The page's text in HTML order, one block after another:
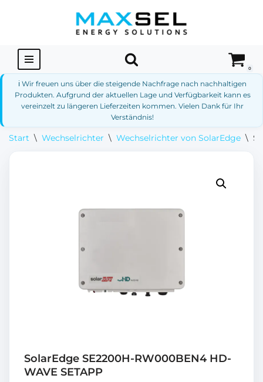
springen
0
ℹ️ Wir freuen uns über die steigende Nachfrage nach nachhaltigen
Produkten. Aufgrund der aktuellen Lage und Verfügbarkeit kann es
vereinzelt zu längeren Lieferzeiten kommen. Vielen Dank für Ihr
Verständnis!
Start \ Wechselrichter \ Wechselrichter von SolarEdge \
SolarEdge SE2200H-RW000BEN4 HD-
WAVE SETAPP